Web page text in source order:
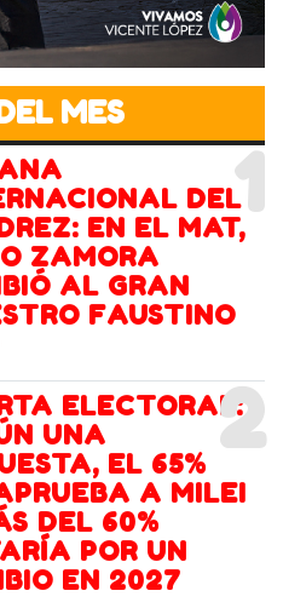
MES
1
DEL
EN EL MAT,
ZAMORA
AL GRAN
FAUSTINO
2
ELECTORAL:
UNA
EL 65%
A MILEI
DEL 60%
POR UN
EN 2027